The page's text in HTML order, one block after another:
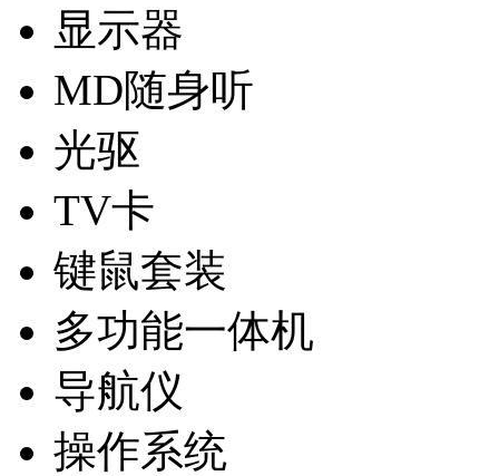
显示器
MD随身听
光驱
TV卡
键鼠套装
多功能一体机
导航仪
操作系统